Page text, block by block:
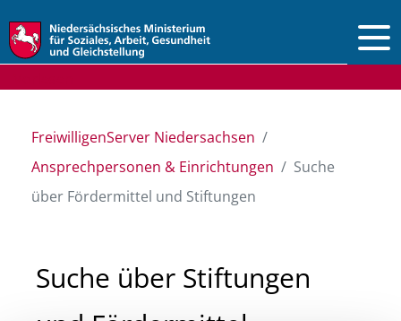
FreiwilligenServer Niedersachsen
Ansprechpersonen & Einrichtungen
Suche
über Fördermittel und Stiftungen
Suche über Stiftungen